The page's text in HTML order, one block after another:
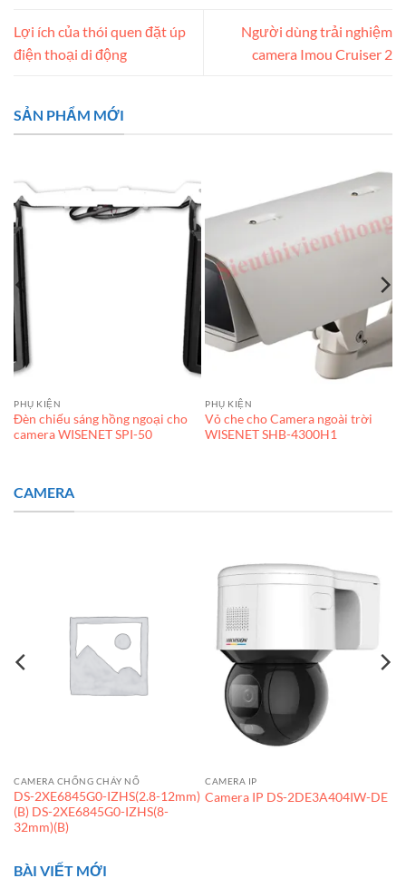
Lợi ích của thói quen đặt úp
điện thoại di động
Người dùng trải nghiệm
camera Imou Cruiser 2
SẢN PHẨM MỚI
PHỤ KIỆN
Đèn chiếu sáng hồng ngoại cho
camera WISENET SPI-50
PHỤ KIỆN
Vỏ che cho Camera ngoài trời
WISENET SHB-4300H1
CAMERA
CAMERA CHỐNG CHÁY NỔ
DS-2XE6845G0-IZHS(2.8-12mm)
(B) DS-2XE6845G0-IZHS(8-
32mm)(B)
CAMERA IP
Camera IP DS-2DE3A404IW-DE
BÀI VIẾT MỚI